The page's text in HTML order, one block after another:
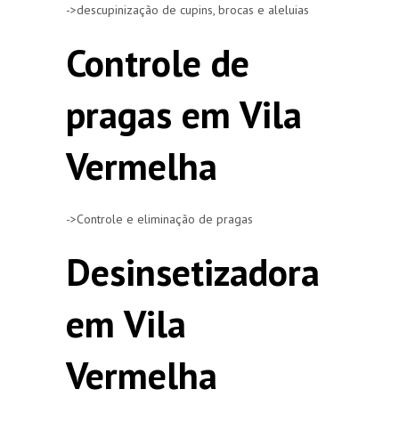
->descupinização de cupins, brocas e aleluias
Controle de
pragas em Vila
Vermelha
->Controle e eliminação de pragas
Desinsetizadora
em Vila
Vermelha